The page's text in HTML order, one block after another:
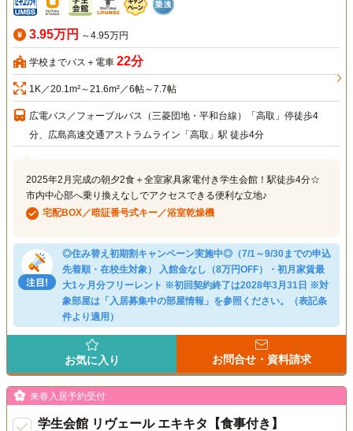
3.95万円 ～4.95万円
学校までバス＋電車 22分
1K／20.1m²～21.6m²／6帖～7.7帖
広電バス／フォーブルバス（三菱団地・平和台線）「高取」停徒歩4
分、広島高速交通アストラムライン「高取」駅 徒歩4分
2025年2月完成の朝夕2食＋全室家具家電付き学生会館！駅徒歩4分☆
市内中心部へ乗り換えなしでアクセスできる便利な立地♪
宅配BOX／暗証番号式キー／浴室乾燥機
◎住み替え初期割キャンペーン実施中◎（7/1～9/30までの申込
先着順・在校生対象） 入館金なし（8万円OFF）・初月家賃最
大1ヶ月分フリーレント ※初回契約終了は2028年3月31日 ※対
象部屋は「入居募集中の部屋情報」を参照ください。（表記条
件より適用）
お気に入り お問合せ・資料請求
来春入居予約受付
学生会館 リヴェール エキキタ【食事付き】